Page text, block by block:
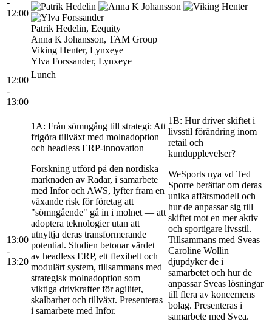
-
12:00
Patrik Hedelin, Eequity
Anna K Johansson, TAM Group
Viking Henter, Lynxeye
Ylva Forssander, Lynxeye
12:00
-
13:00
Lunch
13:00
-
13:20
1A: Från sömngång till strategi: Att
frigöra tillväxt med molnadoption
och headless ERP-innovation
Forskning utförd på den nordiska
marknaden av Radar, i samarbete
med Infor och AWS, lyfter fram en
växande risk för företag att
"sömngående" gå in i molnet — att
adoptera teknologier utan att
utnyttja deras transformerande
potential. Studien betonar värdet
av headless ERP, ett flexibelt och
modulärt system, tillsammans med
strategisk molnadoption som
viktiga drivkrafter för agilitet,
skalbarhet och tillväxt. Presenteras
i samarbete med Infor.
1B: Hur driver skiftet i
livsstil förändring inom
retail och
kundupplevelser?
WeSports nya vd Ted
Sporre berättar om deras
unika affärsmodell och
hur de anpassar sig till
skiftet mot en mer aktiv
och sportigare livsstil.
Tillsammans med Sveas
Caroline Wollin
djupdyker de i
samarbetet och hur de
anpassar Sveas lösningar
till flera av koncernens
bolag. Presenteras i
samarbete med Svea.